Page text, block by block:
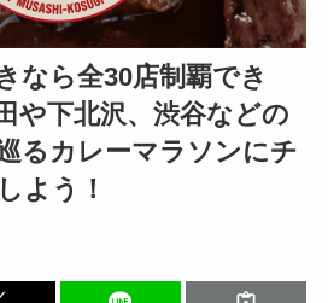
なら全30店制覇でき
下北沢、渋谷などの
るカレーマラソンにチ
よう！